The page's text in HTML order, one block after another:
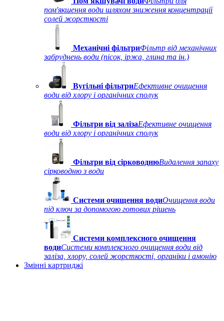
пом'якшення води шляхом зниження концентрації
солей жорсткості
Механічні фільтриФільтр від механічних
забруднень води (пісок, іржа, глина та ін.)
Вугільні фільтриЕфективне очищення
води від хлору і органічних сполук
Фільтри від залізаЕфективне очищення
води від хлору і органічних сполук
Фільтри від сірководнюВидалення запаху
сірководню з води
Системи очищення водиОчищення води
під ключ за допомогою готових рішень
Системи комплексного очищення
водиСистеми комплексного очищення води від
заліза, хлору, солей жорсткості, органіки і амонію
Змінні картриджі